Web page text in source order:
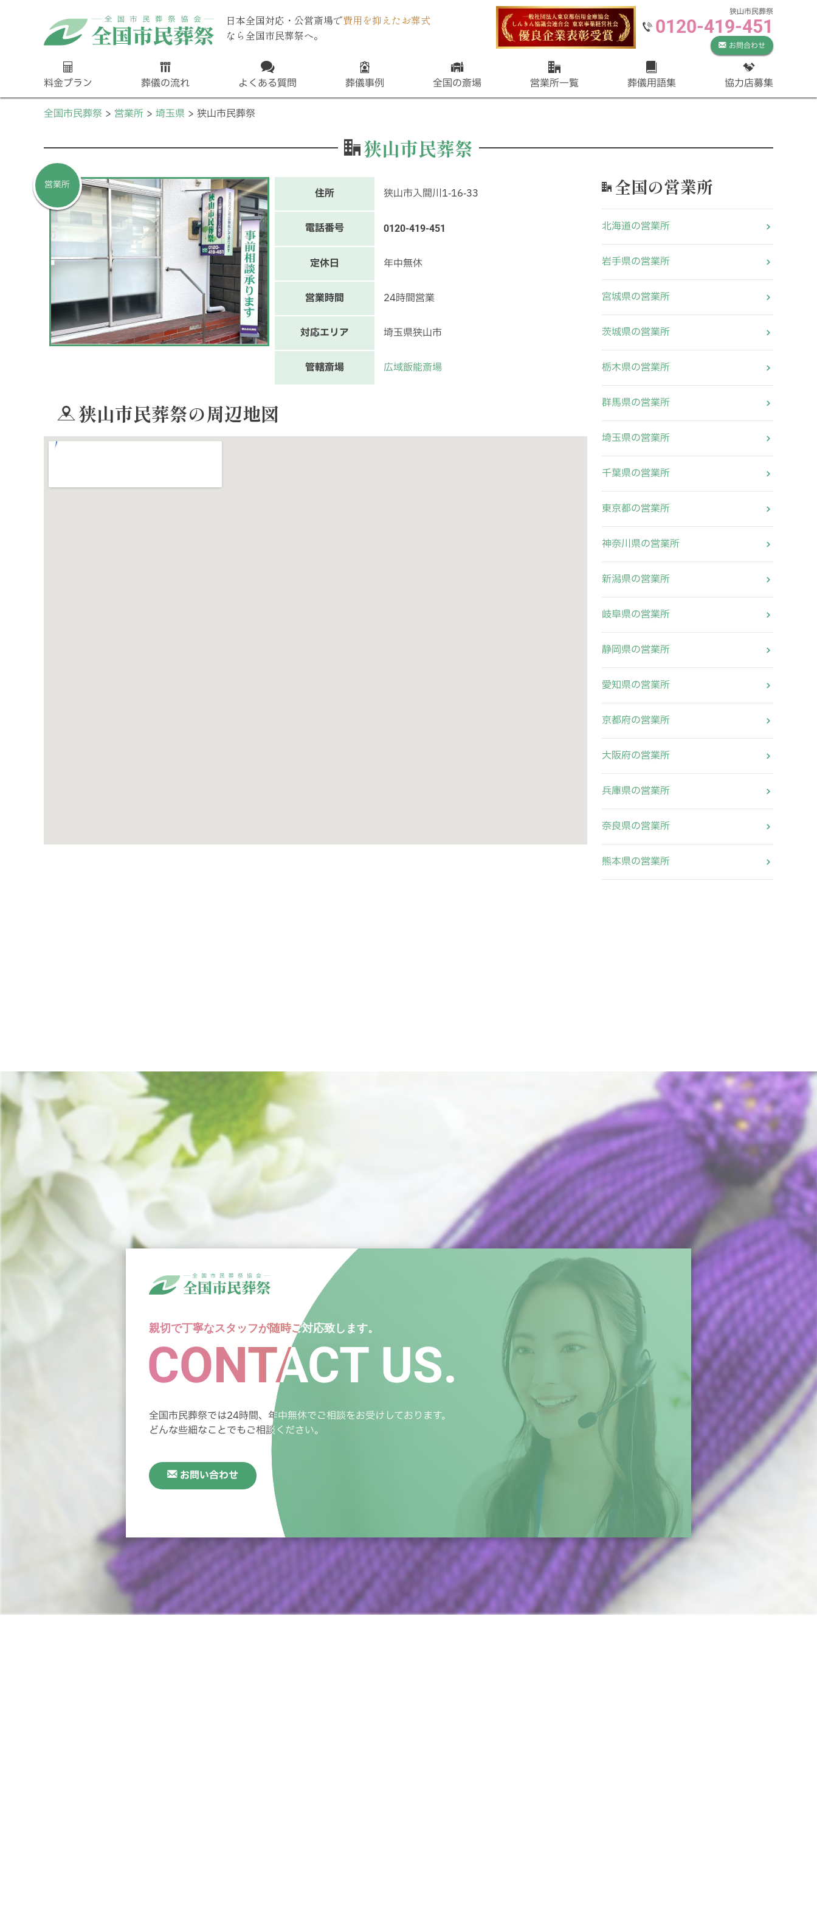
日本全国対応・公営斎場で費用を抑えたお葬式
なら全国市民葬祭へ。
狭山市民葬祭
0120-419-451
お問合わせ
料金プラン 葬儀の流れ よくある質問 葬儀事例 全国の斎場 営業所一覧 葬儀用語集 協力店募集
全国市民葬祭 営業所 埼玉県 狭山市民葬祭
狭山市民葬祭
営業所
住所 狭山市入間川1‐16‐33
電話番号 0120-419-451
定休日 年中無休
営業時間 24時間営業
対応エリア 埼玉県狭山市
管轄斎場 広域飯能斎場
狭山市民葬祭の周辺地図
全国の営業所
北海道の営業所
岩手県の営業所
宮城県の営業所
茨城県の営業所
栃木県の営業所
群馬県の営業所
埼玉県の営業所
千葉県の営業所
東京都の営業所
神奈川県の営業所
新潟県の営業所
岐阜県の営業所
静岡県の営業所
愛知県の営業所
京都府の営業所
大阪府の営業所
兵庫県の営業所
奈良県の営業所
熊本県の営業所
親切で丁寧なスタッフが随時ご対応致します。
CONTACT US.
全国市民葬祭では24時間、年中無休でご相談をお受けしております。
どんな些細なことでもご相談ください。
お問い合わせ
親切で丁寧なスタッフが随時ご対応致します。
CONTACT US.
全国市民葬祭では24時間、年中無休でご相談をお受けしております。
どんな些細なことでもご相談ください。
お問い合わせ